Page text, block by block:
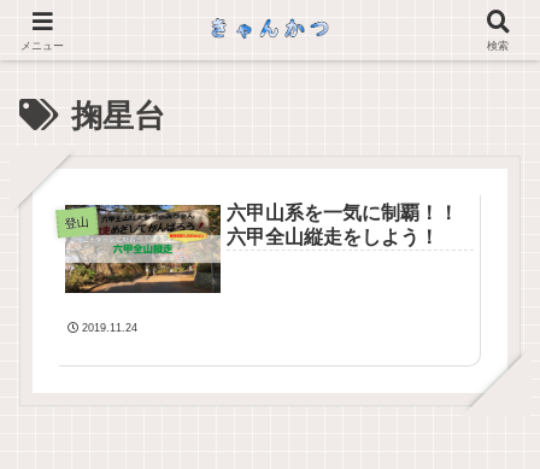
掬星台
登山
六甲山系を一気に制覇！！
六甲全山縦走をしよう！
2019.11.24
メニュー 検索